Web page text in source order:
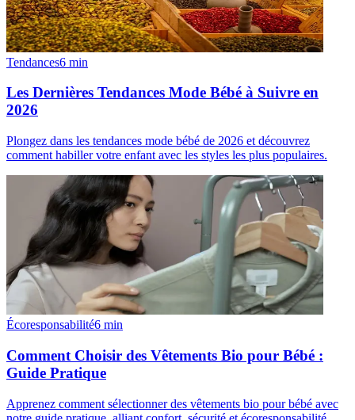
Tendances6 min
Les Dernières Tendances Mode Bébé à Suivre en
2026
Plongez dans les tendances mode bébé de 2026 et découvrez
comment habiller votre enfant avec les styles les plus populaires.
Écoresponsabilité6 min
Comment Choisir des Vêtements Bio pour Bébé :
Guide Pratique
Apprenez comment sélectionner des vêtements bio pour bébé avec